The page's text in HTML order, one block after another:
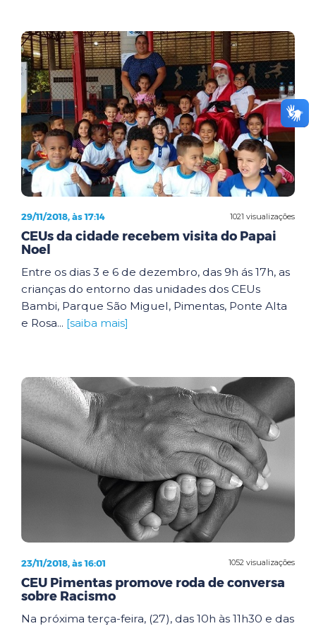
1021 visualizações
29/11/2018, às 17:14
CEUs da cidade recebem visita do Papai
Noel
Entre os dias 3 e 6 de dezembro, das 9h ás 17h, as
crianças do entorno das unidades dos CEUs
Bambi, Parque São Miguel, Pimentas, Ponte Alta
e Rosa... [saiba mais]
1052 visualizações
23/11/2018, às 16:01
CEU Pimentas promove roda de conversa
sobre Racismo
Na próxima terça-feira, (27), das 10h às 11h30 e das